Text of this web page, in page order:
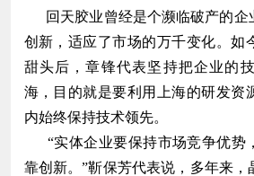
回天胶业曾经是个濒临破产的企
创新，适应了市场的万千变化。如
甜头后，章锋代表坚持把企业的
海，目的就是要利用上海的研发资
内始终保持技术领先。
“实体企业要保持市场竞争优势
靠创新。”靳保芳代表说，多年来，